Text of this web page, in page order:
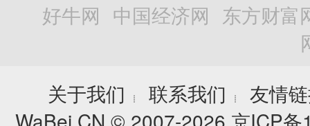
好牛网 中国经济网 东方财富
关于我们
┊ 联系我们 ┊
友情
WaBei.CN © 2007-2026 京ICP